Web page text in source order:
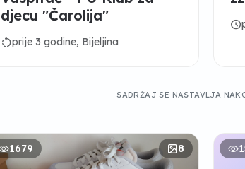
djecu "Čarolija"
rotate_leftprije 3 godine, Bijeljina
schedule
SADRŽAJ SE NASTAVLJA
1679 8